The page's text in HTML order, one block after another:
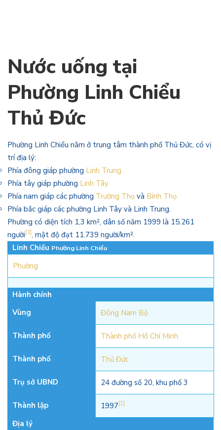
Nước uống tại
Phường Linh Chiểu
Thủ Đức
Phường Linh Chiểu nằm ở trung tâm thành phố Thủ Đức, có vị
trí địa lý:
Phía đông giáp phường Linh Trung
Phía tây giáp phường Linh Tây
Phía nam giáp các phường Trường Thọ và Bình Thọ
Phía bắc giáp các phường Linh Tây và Linh Trung.
Phường có diện tích 1,3 km², dân số năm 1999 là 15.261
người [3], mật độ đạt 11.739 người/km².
Linh Chiểu Phường Linh Chiểu
Phường
Hành chính
Vùng
Đông Nam Bộ
Thành phố Thành phố Hồ Chí Minh
Thành phố Thủ Đức
Trụ sở UBND 24 đường số 20, khu phố 3
Thành lập 1997 [1]
Địa lý